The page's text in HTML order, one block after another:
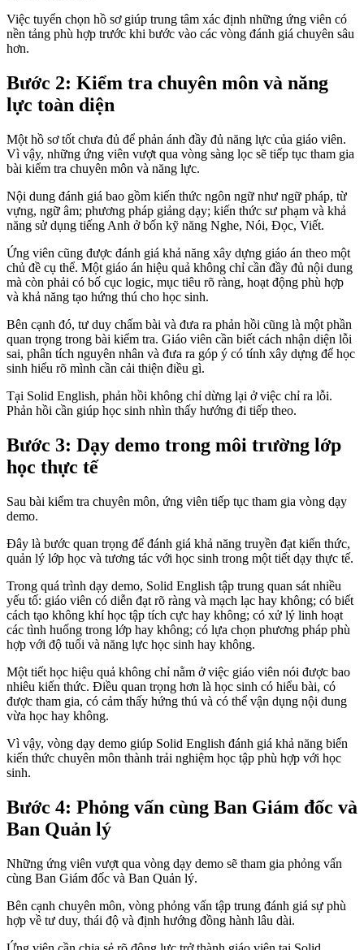
Việc tuyển chọn hồ sơ giúp trung tâm xác định những ứng viên có
nền tảng phù hợp trước khi bước vào các vòng đánh giá chuyên sâu
hơn.
Bước 2: Kiểm tra chuyên môn và năng
lực toàn diện
Một hồ sơ tốt chưa đủ để phản ánh đầy đủ năng lực của giáo viên.
Vì vậy, những ứng viên vượt qua vòng sàng lọc sẽ tiếp tục tham gia
bài kiểm tra chuyên môn và năng lực.
Nội dung đánh giá bao gồm kiến thức ngôn ngữ như ngữ pháp, từ
vựng, ngữ âm; phương pháp giảng dạy; kiến thức sư phạm và khả
năng sử dụng tiếng Anh ở bốn kỹ năng Nghe, Nói, Đọc, Viết.
Ứng viên cũng được đánh giá khả năng xây dựng giáo án theo một
chủ đề cụ thể. Một giáo án hiệu quả không chỉ cần đầy đủ nội dung
mà còn phải có bố cục logic, mục tiêu rõ ràng, hoạt động phù hợp
và khả năng tạo hứng thú cho học sinh.
Bên cạnh đó, tư duy chấm bài và đưa ra phản hồi cũng là một phần
quan trọng trong bài kiểm tra. Giáo viên cần biết cách nhận diện lỗi
sai, phân tích nguyên nhân và đưa ra góp ý có tính xây dựng để học
sinh hiểu rõ mình cần cải thiện điều gì.
Tại Solid English, phản hồi không chỉ dừng lại ở việc chỉ ra lỗi.
Phản hồi cần giúp học sinh nhìn thấy hướng đi tiếp theo.
Bước 3: Dạy demo trong môi trường lớp
học thực tế
Sau bài kiểm tra chuyên môn, ứng viên tiếp tục tham gia vòng dạy
demo.
Đây là bước quan trọng để đánh giá khả năng truyền đạt kiến thức,
quản lý lớp học và tương tác với học sinh trong một tiết dạy thực tế.
Trong quá trình dạy demo, Solid English tập trung quan sát nhiều
yếu tố: giáo viên có diễn đạt rõ ràng và mạch lạc hay không; có biết
cách tạo không khí học tập tích cực hay không; có xử lý linh hoạt
các tình huống trong lớp hay không; có lựa chọn phương pháp phù
hợp với độ tuổi và năng lực học sinh hay không.
Một tiết học hiệu quả không chỉ nằm ở việc giáo viên nói được bao
nhiêu kiến thức. Điều quan trọng hơn là học sinh có hiểu bài, có
được tham gia, có cảm thấy hứng thú và có thể vận dụng nội dung
vừa học hay không.
Vì vậy, vòng dạy demo giúp Solid English đánh giá khả năng biến
kiến thức chuyên môn thành trải nghiệm học tập phù hợp với học
sinh.
Bước 4: Phỏng vấn cùng Ban Giám đốc và
Ban Quản lý
Những ứng viên vượt qua vòng dạy demo sẽ tham gia phỏng vấn
cùng Ban Giám đốc và Ban Quản lý.
Bên cạnh chuyên môn, vòng phỏng vấn tập trung đánh giá sự phù
hợp về tư duy, thái độ và định hướng đồng hành lâu dài.